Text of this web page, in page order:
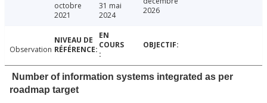
octobre
2021
31 mai
2024
2026
Observation
Number of information systems integrated as per
roadmap target